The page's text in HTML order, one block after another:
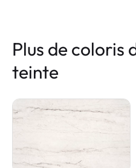
Plus de coloris
teinte